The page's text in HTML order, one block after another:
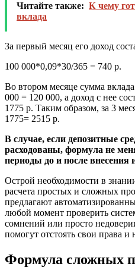
Читайте также: К чему
вклада
За первый месяц его доход
100 000*0,09*30/365 = 740 р.
Во втором месяце сумма вклада
000 = 120 000, а доход с нее
1775 р. Таким образом, за 3
1775= 2515 р.
В случае, если депозитные
расходованы, формула не
периоды до и после внесения
Острой необходимости в
расчета простых и сложных
предлагают
любой момент проверить
сомнений или просто
помогут отстоять свои права и
Формула сложных